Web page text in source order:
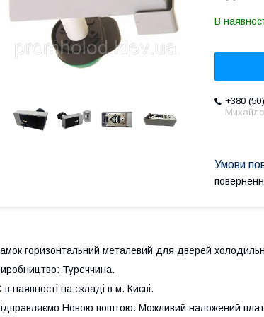
В
+380
Михайло
горизонтальний металевий для дверей
Туреччина.
в наявності на складі в м. Києві.
Новою поштою. Можливий наложений